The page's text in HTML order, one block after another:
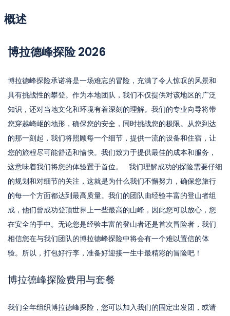
概述
博拉德峰探险 2026
博拉德峰探险承诺将是一场难忘的冒险，充满了令人惊叹的风景和
具有挑战性的攀登。作为本地团队，我们不仅提供对该地区的广泛
知识，还对当地文化和环境有着深刻的理解。我们的专业向导将带
您穿越崎岖的地形，确保您的安全，同时挑战您的极限。从您到达
的那一刻起，我们将照顾每一个细节，提供一流的设备和住宿，让
您的旅程尽可能舒适和愉快。我们致力于提供最佳的成本和服务，
这意味着我们将您的体验置于首位。
我们理解成功的探险需要仔细
的规划和对细节的关注，这就是为什么我们不懈努力，确保您旅行
的每一个方面都达到最高质量。我们的团队由经验丰富的登山者组
成，他们曾成功登顶世界上一些最高的山峰，因此您可以放心，您
在安全的手中。无论您是经验丰富的登山者还是首次冒险者，我们
相信您在与我们团队的博拉德峰探险中将会有一个难以置信的体
验。所以，打包好行李，准备好迎接一生中最精彩的冒险吧！
博拉德峰探险费用与套餐
我们全年组织博拉德峰探险，您可以加入我们的固定出发团，或请